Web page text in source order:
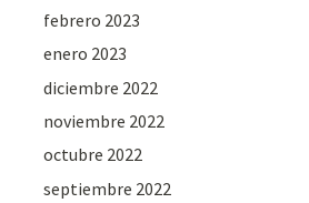
febrero 2023
enero 2023
diciembre 2022
noviembre 2022
octubre 2022
septiembre 2022